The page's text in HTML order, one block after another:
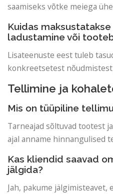
saamiseks võtke meiega
Kuidas
ladustamine või
Lisateenuste eest tuleb
konkreetsetest
Tellimine ja
Mis on tüüpiline
Tarneajad sõltuvad tootest
ajal anname hinnangulised
Kas kliendid saavad
jälgida?
Jah, pakume jälgimisteavet,